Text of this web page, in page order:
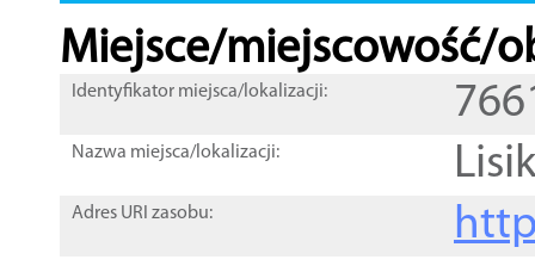
Miejsce/miejscowość/
Identyfikator miejsca/lokalizacji:
Nazwa miejsca/lokalizacji:
Adres URI zasobu: